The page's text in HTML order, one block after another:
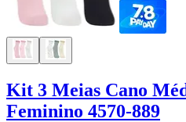
Kit 3 Meias Cano
Feminino 4570-889